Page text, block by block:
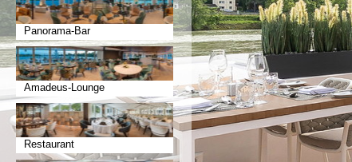
Panorama-Bar
Amadeus-Lounge
Restaurant